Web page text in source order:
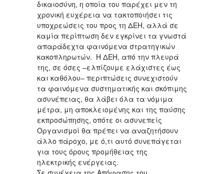
δικαιοσύνη, η οποία του παρέχει μεν τη
χρονική ευχέρεια να τακτοποιήσει τις
υποχρεώσεις του προς τη ΔΕΗ, αλλά σε
καμία περίπτωση δεν εγκρίνει τα γνωστά
απαράδεχτα φαινόμενα στρατηγικών
κακοπληρωτών. Η ΔΕΗ, από την πλευρά
της, σε όσες –ελπίζουμε ελάχιστες έως
και καθόλου– περιπτώσεις συνεχιστούν
τα φαινόμενα συστηματικής και σκόπιμης
ασυνέπειας, θα λάβει όλα τα νόμιμα
μέτρα, μη αποκλειομένης και της παύσης
εκπροσώπησης, οπότε οι ασυνεπείς
Οργανισμοί θα πρέπει να αναζητήσουν
άλλο πάροχο, με ό,τι αυτό συνεπάγεται
για τους όρους προμήθειας της
ηλεκτρικής ενέργειας.